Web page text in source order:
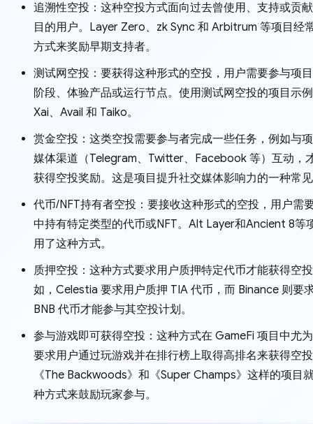
追溯性空投：这种空投方式面向过去曾使用、支持或贡
目的用户。Layer Zero、zk Sync 和 Arbitrum 等项目经
方式来奖励早期支持者。
测试网空投：要获得这​​种形式的空投，用户需要参与项
阶段、体验产品或运行节点。使用测试网空投的项目示
Xai、Avail 和 Taiko。
赏金空投：这类空投需要参与者完成一些任务，例如与
媒体渠道（Telegram、Twitter、Facebook 等）互动，
获得空投奖励。这是项目提升社交媒体影响力的一种常
代币/NFT持有者空投：要接收这种形式的空投，用户需
中持有特定类型的代币或NFT。Alt Layer和Ancient 8等
用了这种方式。
质押空投：这种方式要求用户质押特定代币才能获得空
如，Celestia 要求用户质押 TIA 代币，而 Binance 则要
BNB 代币才能参与其空投计划。
参与游戏即可获得空投：这种方式在 GameFi 项目中尤
要求用户通过玩游戏并在排行榜上取得高排名来获得空
《The Backwoods》和《Super Champs》这样的项目
种方式来鼓励玩家参与。